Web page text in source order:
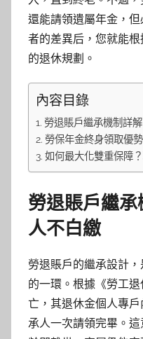
還能請領遺屬年金，
者的差異后，您就能
的退休規劃。
內容目錄
勞退賬戶繼承機制詳
勞保年金終身領取優
如何最大化雙重保障
勞退賬戶繼
人不白繳
勞退賬戶的繼承設計
的一環。根據《勞工
亡，其退休金個人專
承人一次請領完畢。